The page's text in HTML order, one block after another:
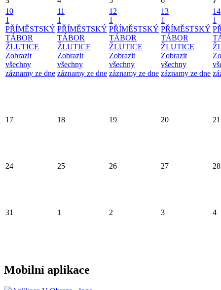
10
1
PŘÍMĚSTSKÝ
TÁBOR
ŽLUTICE
Zobrazit
všechny
záznamy ze dne
11
1
PŘÍMĚSTSKÝ
TÁBOR
ŽLUTICE
Zobrazit
všechny
záznamy ze dne
12
1
PŘÍMĚSTSKÝ
TÁBOR
ŽLUTICE
Zobrazit
všechny
záznamy ze dne
13
1
PŘÍMĚSTSKÝ
TÁBOR
ŽLUTICE
Zobrazit
všechny
záznamy ze dne
14
1
17 18 19 20 21
24 25 26 27 28
31 1 2 3 4
Mobilní aplikace